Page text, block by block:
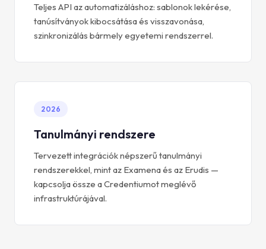
Teljes API az automatizáláshoz: sablonok lekérése,
tanúsítványok kibocsátása és visszavonása,
szinkronizálás bármely egyetemi rendszerrel.
2026
Tanulmányi rendszere
Tervezett integrációk népszerű tanulmányi
rendszerekkel, mint az Examena és az Erudis —
kapcsolja össze a Credentiumot meglévő
infrastruktúrájával.